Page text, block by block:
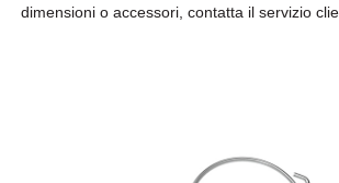
dimensioni o accessori, contatta il servizio